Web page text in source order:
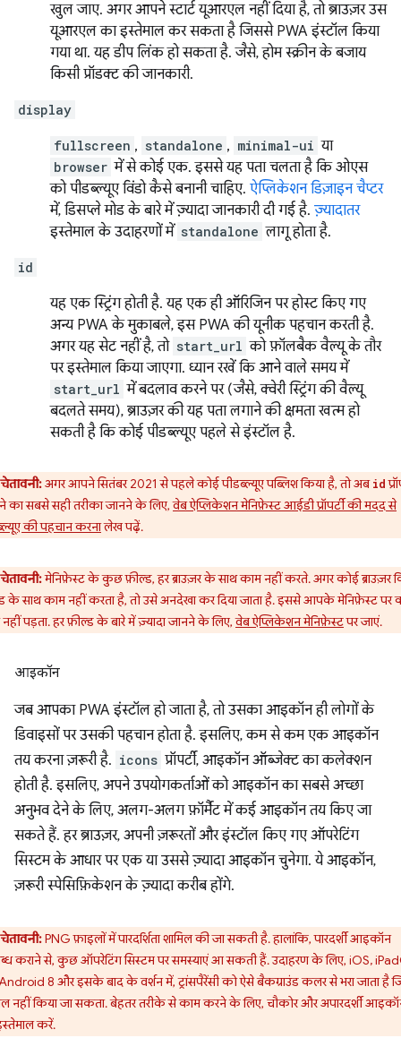
खुल जाए. अगर आपने स्टार्ट यूआरएल नहीं दिया है, तो ब्राउज़र उस
यूआरएल का इस्तेमाल कर सकता है जिससे PWA इंस्टॉल किया
गया था. यह डीप लिंक हो सकता है. जैसे, होम स्क्रीन के बजाय
किसी प्रॉडक्ट की जानकारी.
display
fullscreen , standalone , minimal-ui या
browser में से कोई एक. इससे यह पता चलता है कि ओएस
को पीडब्ल्यूए विंडो कैसे बनानी चाहिए. ऐप्लिकेशन डिज़ाइन चैप्टर
में, डिसप्ले मोड के बारे में ज़्यादा जानकारी दी गई है. ज़्यादातर
इस्तेमाल के उदाहरणों में standalone लागू होता है.
id
यह एक स्ट्रिंग होती है. यह एक ही ऑरिजिन पर होस्ट किए गए
अन्य PWA के मुकाबले, इस PWA की यूनीक पहचान करती है.
अगर यह सेट नहीं है, तो start_url को फ़ॉलबैक वैल्यू के तौर
पर इस्तेमाल किया जाएगा. ध्यान रखें कि आने वाले समय में
start_url में बदलाव करने पर (जैसे, क्वेरी स्ट्रिंग की वैल्यू
बदलते समय), ब्राउज़र की यह पता लगाने की क्षमता खत्म हो
सकती है कि कोई पीडब्ल्यूए पहले से इंस्टॉल है.
चेतावनी:अगर आपने सितंबर 2021 से पहले कोई पीडब्ल्यूए पब्लिश किया है, तो अबid
का सबसे सही तरीका जानने के लिए,वेब ऐप्लिकेशन मेनिफ़ेस्ट आईडी प्रॉपर्टी की मदद से
की पहचान करनालेख पढ़ें.
चेतावनी:मेनिफ़ेस्ट के कुछ फ़ील्ड, हर ब्राउज़र के साथ काम नहीं करते. अगर कोई ब्राउज़र
के साथ काम नहीं करता है, तो उसे अनदेखा कर दिया जाता है. इससे आपके मेनिफ़ेस्ट पर
पड़ता. हर फ़ील्ड के बारे में ज़्यादा जानने के लिए,वेब ऐप्लिकेशन मेनिफ़ेस्टपर जाएं.
आइकॉन
जब आपका PWA इंस्टॉल हो जाता है, तो उसका आइकॉन ही लोगों के
डिवाइसों पर उसकी पहचान होता है. इसलिए, कम से कम एक आइकॉन
तय करना ज़रूरी है. icons प्रॉपर्टी, आइकॉन ऑब्जेक्ट का कलेक्शन
होती है. इसलिए, अपने उपयोगकर्ताओं को आइकॉन का सबसे अच्छा
अनुभव देने के लिए, अलग-अलग फ़ॉर्मैट में कई आइकॉन तय किए जा
सकते हैं. हर ब्राउज़र, अपनी ज़रूरतों और इंस्टॉल किए गए ऑपरेटिंग
सिस्टम के आधार पर एक या उससे ज़्यादा आइकॉन चुनेगा. ये आइकॉन,
ज़रूरी स्पेसिफ़िकेशन के ज़्यादा करीब होंगे.
चेतावनी:PNG फ़ाइलों में पारदर्शिता शामिल की जा सकती है. हालांकि, पारदर्शी आइकॉन
कराने से, कुछ ऑपरेटिंग सिस्टम पर समस्याएं आ सकती हैं. उदाहरण के लिए, iOS,
8 और इसके बाद के वर्शन में, ट्रांसपैरेंसी को ऐसे बैकग्राउंड कलर से भरा जाता है
नहीं किया जा सकता. बेहतर तरीके से काम करने के लिए, चौकोर और अपारदर्शी
करें.